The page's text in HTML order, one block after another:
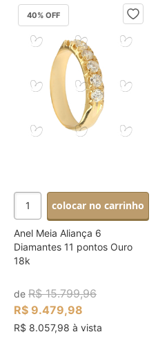
40% OFF
colocar no carrinho
Anel Meia Aliança 6
Diamantes 11 pontos Ouro
18k
de R$ 15.799,96
R$ 9.479,98
R$ 8.057,98 à vista